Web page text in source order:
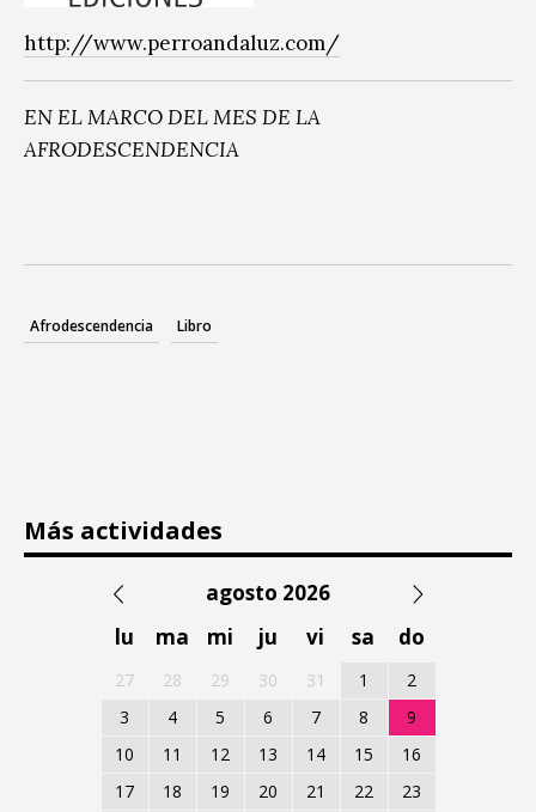
http://www.perroandaluz.com/
EN EL MARCO DEL MES DE LA
AFRODESCENDENCIA
Afrodescendencia Libro
Más actividades
agosto 2026
lu
ma mi ju vi sa do
27 28 29 30 31 1
2
3
4 5 6 7 8
9
10
11 12 13 14 15
16
17
18 19 20 21 22
23